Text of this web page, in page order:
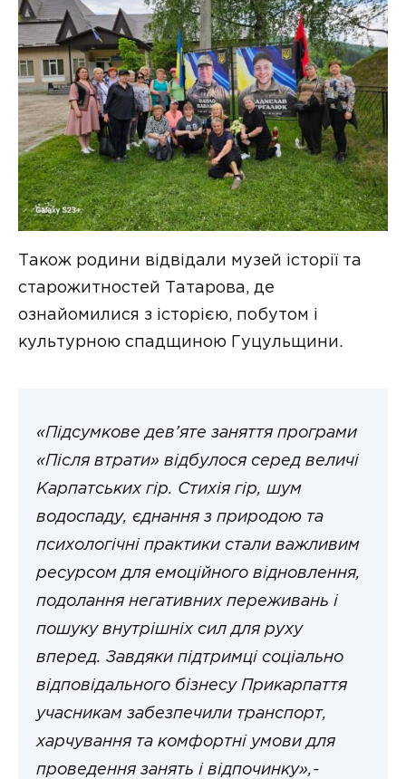
Також родини відвідали музей історії та
старожитностей Татарова, де
ознайомилися з історією, побутом і
культурною спадщиною Гуцульщини.
«Підсумкове дев’яте заняття програми
«Після втрати» відбулося серед величі
Карпатських гір. Стихія гір, шум
водоспаду, єднання з природою та
психологічні практики стали важливим
ресурсом для емоційного відновлення,
подолання негативних переживань і
пошуку внутрішніх сил для руху
вперед. Завдяки підтримці соціально
відповідального бізнесу Прикарпаття
учасникам забезпечили транспорт,
харчування та комфортні умови для
проведення занять і відпочинку»,-